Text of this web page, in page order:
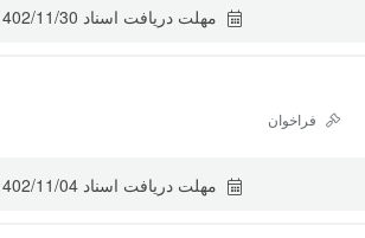
مهلت دریافت اسناد 11/30
فراخوان
مهلت دریافت اسناد 11/04